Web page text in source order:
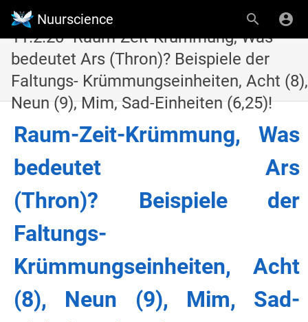
Nuurscience
11.2.20- Raum-Zeit-Krümmung, Was
bedeutet Ars (Thron)? Beispiele der
Faltungs- Krümmungseinheiten, Acht (8),
Neun (9), Mim, Sad-Einheiten (6,25)!
Raum-Zeit-Krümmung, Was
bedeutet Ars
(Thron)? Beispiele der
Faltungs-
Krümmungseinheiten, Acht
(8), Neun (9), Mim, Sad-